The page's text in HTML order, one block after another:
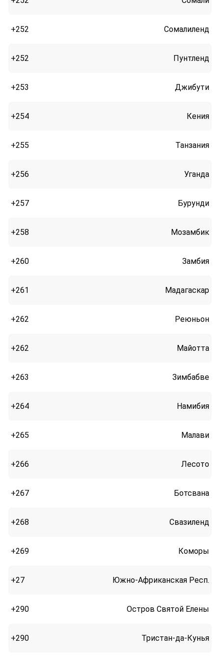
+252 Сомалиленд
+252 Пунтленд
+253 Джибути
+254 Кения
+255 Танзания
+256 Уганда
+257 Бурунди
+258 Мозамбик
+260 Замбия
+261 Мадагаскар
+262 Реюньон
+262 Майотта
+263 Зимбабве
+264 Намибия
+265 Малави
+266 Лесото
+267 Ботсвана
+268 Свазиленд
+269 Коморы
+27 Южно-Африканская Респ.
+290 Остров Святой Елены
+290 Тристан-да-Кунья